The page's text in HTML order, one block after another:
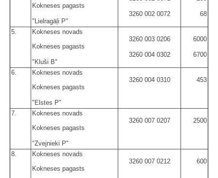
Kokneses pagasts
"Lielragāļi P"
3260 002 0072 68
5.
Kokneses novads
Kokneses pagasts
"Kluši B"
3260 003 0206
3260 004 0302
6000
6700
6.
Kokneses novads
Kokneses pagasts
"Elstes P"
3260 004 0310 453
7.
Kokneses novads
Kokneses pagasts
"Zvejnieki P"
3260 007 0207 2500
8.
Kokneses novads
Kokneses pagasts
3260 007 0212 600